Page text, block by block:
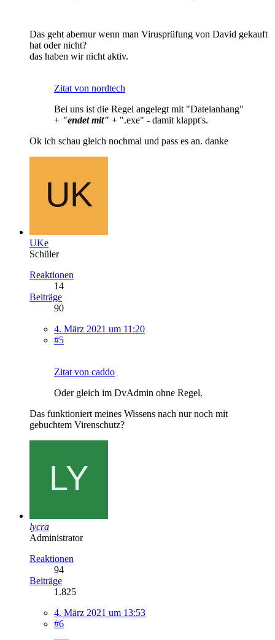
Das geht abernur wenn man Virusprüfung von David gekauft
hat oder nicht?
das haben wir nicht aktiv.
Zitat von nordtech
Bei uns ist die Regel angelegt mit "Dateianhang"
+ "endet mit" + ".exe" - damit klappt's.
Ok ich schau gleich nochmal und pass es an. danke
UKe
Schüler
Reaktionen
14
Beiträge
90
4. März 2021 um 11:20
#5
Zitat von caddo
Oder gleich im DvAdmin ohne Regel.
Das funktioniert meines Wissens nach nur noch mit
gebuchtem Virenschutz?
lycra
Administrator
Reaktionen
94
Beiträge
1.825
4. März 2021 um 13:53
#6